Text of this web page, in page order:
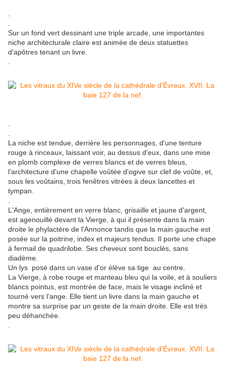
Sur un fond vert dessinant une triple arcade, une importantes
niche architecturale claire est animée de deux statuettes
d'apôtres tenant un livre.
La niche est tendue, derrière les personnages, d'une tenture
rouge à rinceaux, laissant voir, au dessus d'eux, dans une mise
en plomb complexe de verres blancs et de verres bleus,
l'architecture d'une chapelle voûtée d'ogive sur clef de voûte, et,
sous les voûtains, trois fenêtres vitrées à deux lancettes et
tympan.
L'Ange, entièrement en verre blanc, grisaille et jaune d'argent,
est agenouillé devant la Vierge, à qui il présente dans la main
droite le phylactère de l'Annonce tandis que la main gauche est
posée sur la poitrine, index et majeurs tendus. Il porte une chape
à fermail de quadrilobe. Ses cheveux sont bouclés, sans
diadème.
Un lys posé dans un vase d'or élève sa tige au centre.
La Vierge, à robe rouge et manteau bleu qui la voile, et à souliers
blancs pointus, est montrée de face, mais le visage incliné et
tourné vers l'ange. Elle tient un livre dans la main gauche et
montre sa surprise par un geste de la main droite. Elle est très
peu déhanchée.